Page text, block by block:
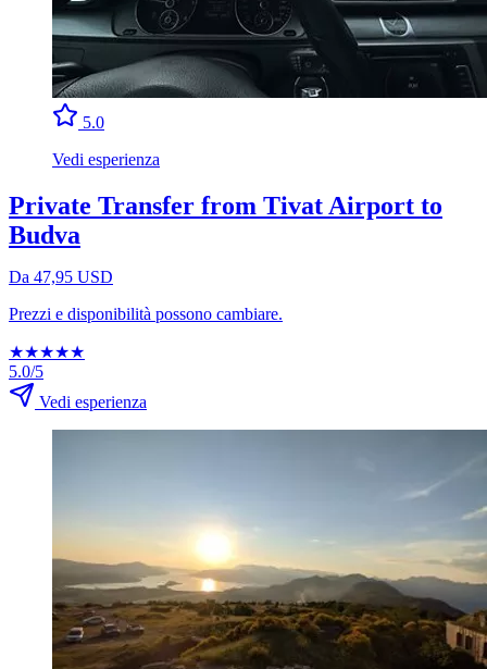
5.0
Vedi esperienza
Private Transfer from Tivat Airport to
Budva
Da 47,95 USD
Prezzi e disponibilità possono cambiare.
★★★★★
5.0/5
Vedi esperienza